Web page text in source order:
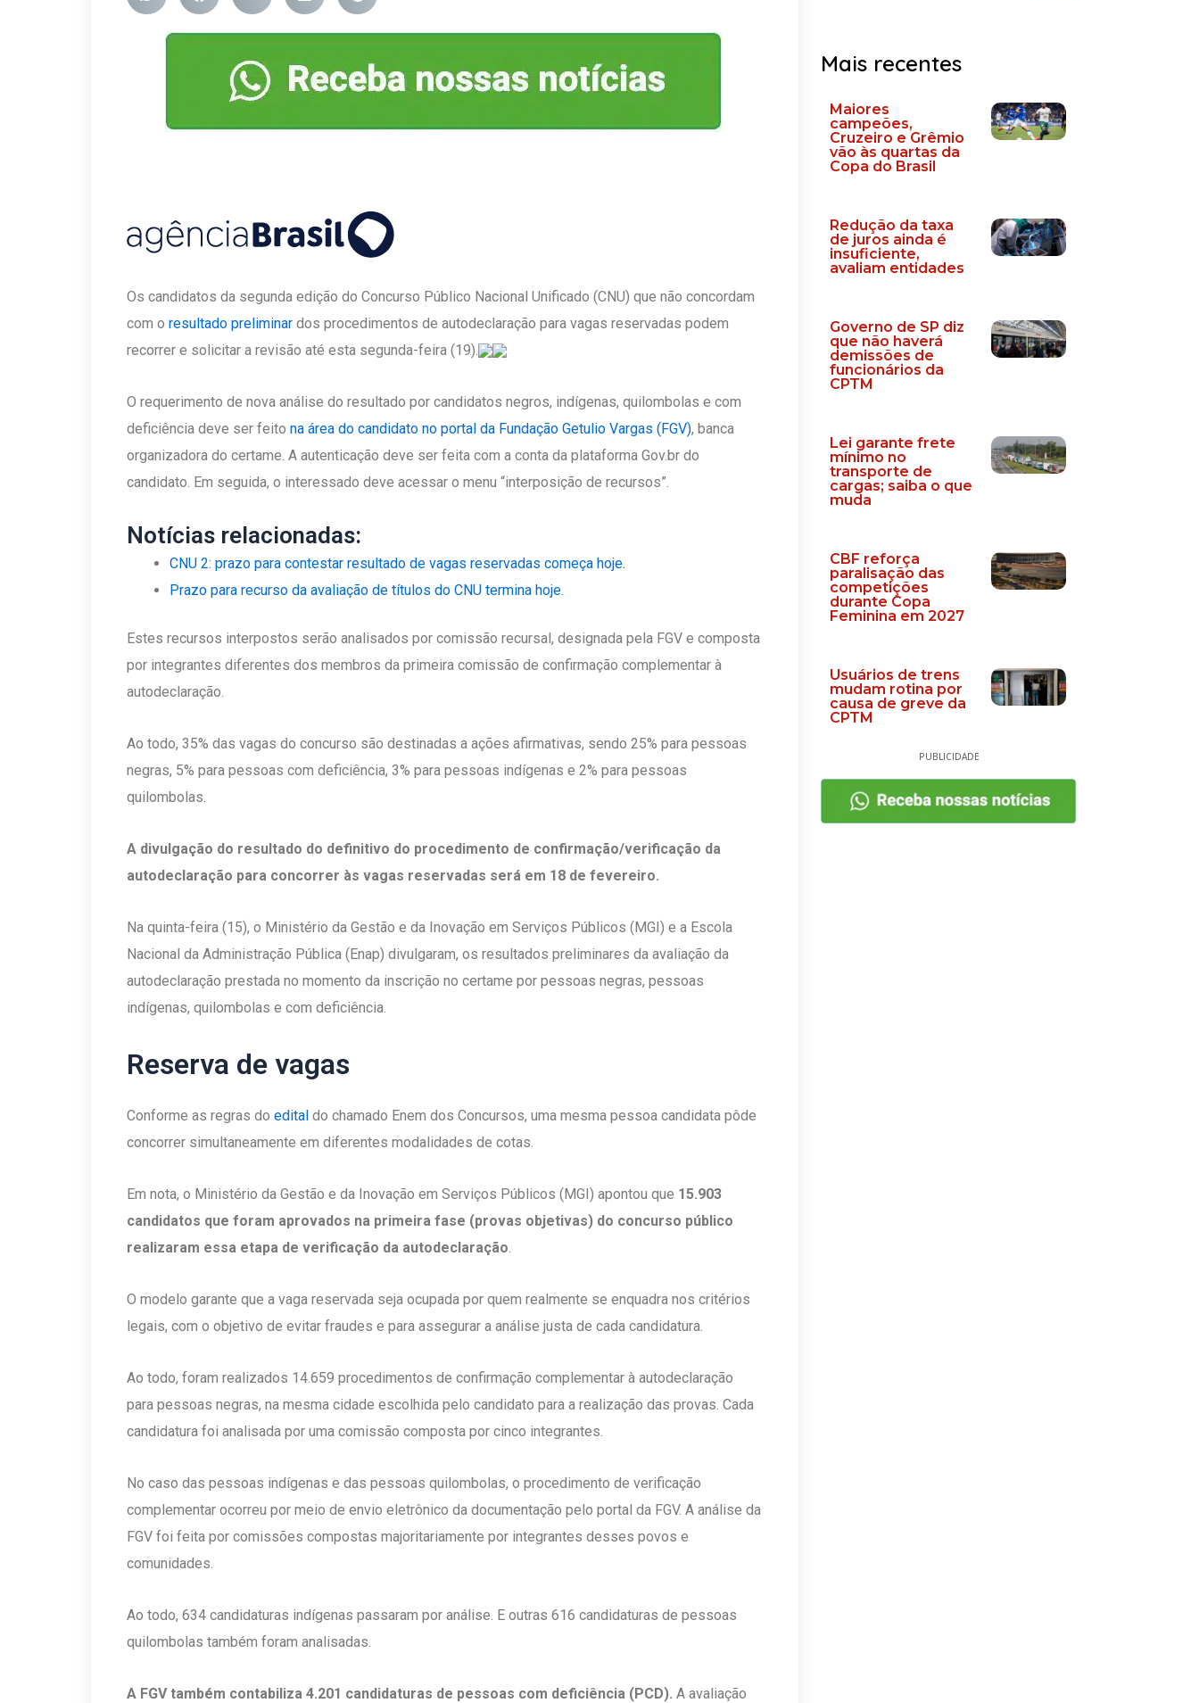
Os candidatos da segunda edição do Concurso Público Nacional Unificado (CNU) que não concordam
com o resultado preliminar dos procedimentos de autodeclaração para vagas reservadas podem
recorrer e solicitar a revisão até esta segunda-feira (19).
O requerimento de nova análise do resultado por candidatos negros, indígenas, quilombolas e com
deficiência deve ser feito na área do candidato no portal da Fundação Getulio Vargas (FGV), banca
organizadora do certame. A autenticação deve ser feita com a conta da plataforma Gov.br do
candidato. Em seguida, o interessado deve acessar o menu “interposição de recursos”.
Notícias relacionadas:
CNU 2: prazo para contestar resultado de vagas reservadas começa hoje.
Prazo para recurso da avaliação de títulos do CNU termina hoje.
Estes recursos interpostos serão analisados por comissão recursal, designada pela FGV e composta
por integrantes diferentes dos membros da primeira comissão de confirmação complementar à
autodeclaração.
Ao todo, 35% das vagas do concurso são destinadas a ações afirmativas, sendo 25% para pessoas
negras, 5% para pessoas com deficiência, 3% para pessoas indígenas e 2% para pessoas
quilombolas.
A divulgação do resultado do definitivo do procedimento de confirmação/verificação da
autodeclaração para concorrer às vagas reservadas será em 18 de fevereiro.
Na quinta-feira (15), o Ministério da Gestão e da Inovação em Serviços Públicos (MGI) e a Escola
Nacional da Administração Pública (Enap) divulgaram, os resultados preliminares da avaliação da
autodeclaração prestada no momento da inscrição no certame por pessoas negras, pessoas
indígenas, quilombolas e com deficiência.
Reserva de vagas
Conforme as regras do edital do chamado Enem dos Concursos, uma mesma pessoa candidata pôde
concorrer simultaneamente em diferentes modalidades de cotas.
Em nota, o Ministério da Gestão e da Inovação em Serviços Públicos (MGI) apontou que 15.903
candidatos que foram aprovados na primeira fase (provas objetivas) do concurso público
realizaram essa etapa de verificação da autodeclaração.
O modelo garante que a vaga reservada seja ocupada por quem realmente se enquadra nos critérios
legais, com o objetivo de evitar fraudes e para assegurar a análise justa de cada candidatura.
Ao todo, foram realizados 14.659 procedimentos de confirmação complementar à autodeclaração
para pessoas negras, na mesma cidade escolhida pelo candidato para a realização das provas. Cada
candidatura foi analisada por uma comissão composta por cinco integrantes.
No caso das pessoas indígenas e das pessoas quilombolas, o procedimento de verificação
complementar ocorreu por meio de envio eletrônico da documentação pelo portal da FGV. A análise da
FGV foi feita por comissões compostas majoritariamente por integrantes desses povos e
comunidades.
Ao todo, 634 candidaturas indígenas passaram por análise. E outras 616 candidaturas de pessoas
quilombolas também foram analisadas.
A FGV também contabiliza 4.201 candidaturas de pessoas com deficiência (PCD). A avaliação
Mais recentes
Maiores
campeões,
Cruzeiro e Grêmio
vão às quartas da
Copa do Brasil
Redução da taxa
de juros ainda é
insuficiente,
avaliam entidades
Governo de SP diz
que não haverá
demissões de
funcionários da
CPTM
Lei garante frete
mínimo no
transporte de
cargas; saiba o que
muda
CBF reforça
paralisação das
competições
durante Copa
Feminina em 2027
Usuários de trens
mudam rotina por
causa de greve da
CPTM
PUBLICIDADE